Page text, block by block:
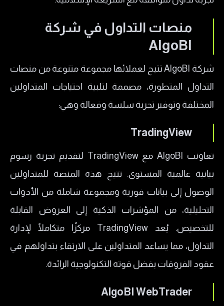
منصات التداول في شركة
AlgoBI
شركة AlgoBI تتيح لعملائها مجموعة متنوعة من منصات
التداول المتطورة، مصممة لتلبية احتياجات المتداولين
المختلفة وتوفير تجربة سلسة وفعالة وهي:
TradingView
تعاونت AlgoBI مع TradingView لتقديم تجربة رسوم
بيانية عالمية المستوى. تتيح هذه المنصة للمتداولين
الوصول إلى بيانات فورية ومجموعة شاملة من الأدوات
التحليلية، من المؤشرات الذكية إلى العروض القابلة
للتخصيص. يُعد TradingView مركزًا متكاملًا لإدارة
التداول، مما يساعد المتداولين على الارتقاء بتداولهم في
عقود الفروقات بفضل قوته التكنولوجية الرائدة.
AlgoBI WebTrader